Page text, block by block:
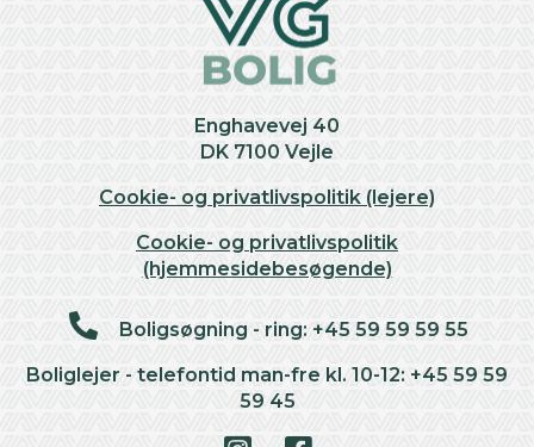
Enghavevej 40
DK 7100 Vejle
Cookie- og privatlivspolitik (lejere)
Cookie- og privatlivspolitik
(hjemmesidebesøgende)
Boligsøgning - ring: +45 59 59 59 55
Boliglejer - telefontid man-fre kl. 10-12: +45 59 59
59 45